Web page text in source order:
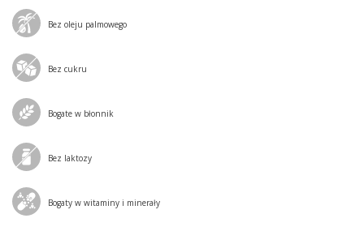
Bez oleju palmowego
Bez cukru
Bogate w błonnik
Bez laktozy
Bogaty w witaminy i minerały